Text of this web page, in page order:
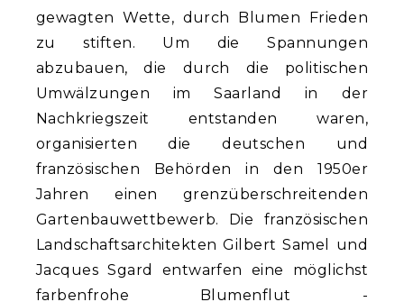
gewagten Wette, durch Blumen Frieden
zu stiften. Um die Spannungen
abzubauen, die durch die politischen
Umwälzungen im Saarland in der
Nachkriegszeit entstanden waren,
organisierten die deutschen und
französischen Behörden in den 1950er
Jahren einen grenzüberschreitenden
Gartenbauwettbewerb. Die französischen
Landschaftsarchitekten Gilbert Samel und
Jacques Sgard entwarfen eine möglichst
farbenfrohe Blumenflut -